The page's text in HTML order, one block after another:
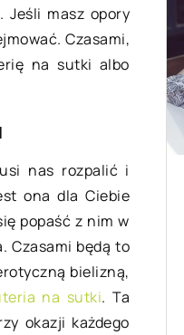
Jeśli masz opory
Czasami,
na sutki albo
nas rozpalić i
ona dla Ciebie
popaść z nim w
Czasami będą to
bielizną,
na sutki. Ta
okazji każdego
przestrzeń w
to
ważny krok w